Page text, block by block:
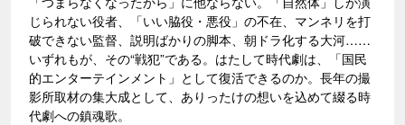
じられない役者、「いい脇役・悪役」の不在、マンネリを打
破できない監督、説明ばかりの脚本、朝ドラ化する大河……
いずれもが、その“戦犯”である。はたして時代劇は、「国民
的エンターテインメント」として復活できるのか。長年の撮
影所取材の集大成として、ありったけの想いを込めて綴る時
代劇への鎮魂歌。